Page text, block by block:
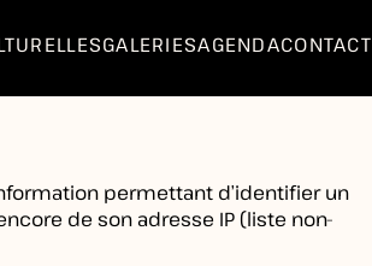
GALERIESAGENDACONTACT
permettant d’identifier un
de son adresse IP (liste non-